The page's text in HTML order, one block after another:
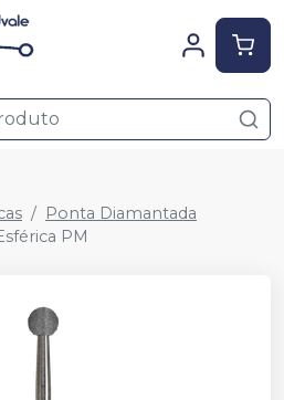
Ponta Diamantada
PM